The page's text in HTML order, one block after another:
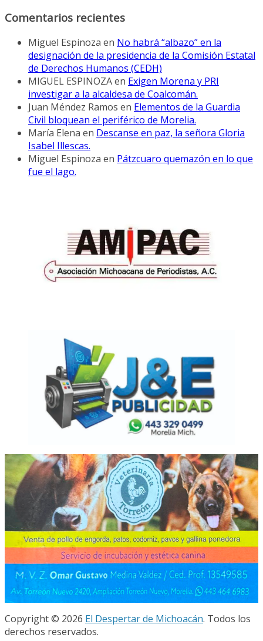
Comentarios recientes
Miguel Espinoza en No habrá “albazo” en la
designación de la presidencia de la Comisión Estatal
de Derechos Humanos (CEDH)
MIGUEL ESPINOZAen Exigen Morena y PRI
investigar a la alcaldesa de Coalcomán.
Juan Méndez Ramos en Elementos de la Guardia
Civil bloquean el periférico de Morelia.
María Elena en Descanse en paz, la señora Gloria
Isabel Illescas.
Miguel Espinoza en Pátzcuaro quemazón en lo que
fue el lago.
Copyright © 2026 El Despertar de Michoacán. Todos los
derechos reservados.